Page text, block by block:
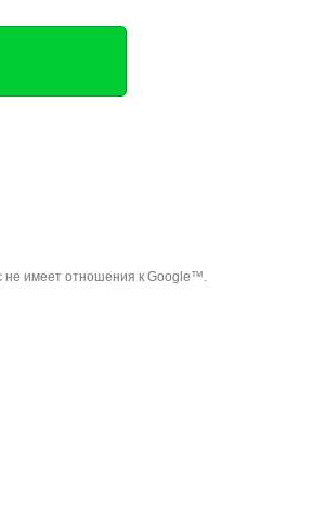
не имеет отношения к Google™.